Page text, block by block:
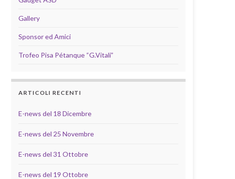
Gallery
Sponsor ed Amici
Trofeo Pisa Pétanque “G.Vitali”
ARTICOLI RECENTI
E-news del 18 Dicembre
E-news del 25 Novembre
E-news del 31 Ottobre
E-news del 19 Ottobre